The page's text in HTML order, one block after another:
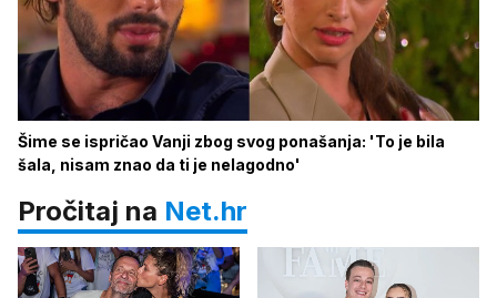
Šime se ispričao Vanji zbog svog ponašanja: 'To je bila
šala, nisam znao da ti je nelagodno'
Pročitaj na Net.hr